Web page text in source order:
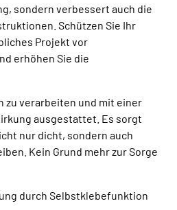
sondern verbessert auch die
Schützen Sie Ihr
Projekt vor
erhöhen Sie die
zu verarbeiten und mit einer
ausgestattet. Es sorgt
nur dicht, sondern auch
Kein Grund mehr zur Sorge
durch Selbstklebefunktion